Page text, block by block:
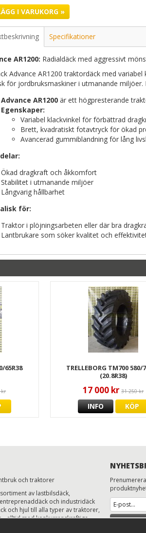
I VARUKORG »
Specifikationer
AR1200: Radialdäck med aggressivt
Advance AR1200 traktordäck med
för jordbruksmaskiner i utmanande miljöer.
Advance AR1200 är ett högpresterande
Egenskaper:
Variabel klackvinkel för förbättrad
Brett, kvadratiskt fotavtryck för ökad
Avancerad gummiblandning för lång
Ökad dragkraft och åkkomfort
Stabilitet i utmanande miljöer
Långvarig hållbarhet
för:
Traktor i plöjningsarbeten eller där bra
Lantbrukare som söker kvalitet och
65R38
kr
TRELLEBORG TM700 580/
(20.8R38)
17 000 kr 31 250 kr
INFO KÖP
och traktorer
av lastbilsdäck,
och industridäck
och hjul till alla typer av traktorer,
alltid med konkurrenskraftiga